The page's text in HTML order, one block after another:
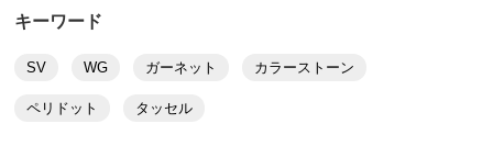
キーワード
SV WG ガーネット カラーストーン
ペリドット タッセル